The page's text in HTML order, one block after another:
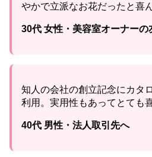
やかで立派なお花だったと喜
30代 女性・美容室オーナーの
知人の会社の創立記念にカタ
利用。実用性もあってとても
40代 男性・法人取引先へ